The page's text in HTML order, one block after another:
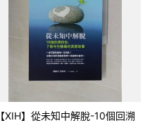
【XIH】從未知中解脫-10個回溯